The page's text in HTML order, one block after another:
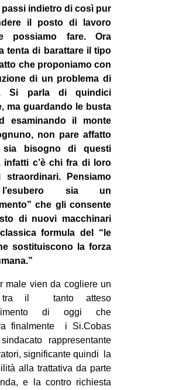
passi indietro di così pur
il posto di lavoro
possiamo fare. Ora
tenta di barattare il tipo
che proponiamo con
di un problema di
Si parla di quindici
ma guardando le busta
esaminando il monte
non pare affatto
bisogno di questi
infatti c’è chi fra di loro
straordinari. Pensiamo
sia un
che gli consente
di nuovi macchinari
formula del “le
sostituiscono la forza
male vien da cogliere un
tra il tanto atteso
di oggi che
finalmente i Si.Cobas
rappresentante
significante quindi la
alla trattativa da parte
e la contro richiesta